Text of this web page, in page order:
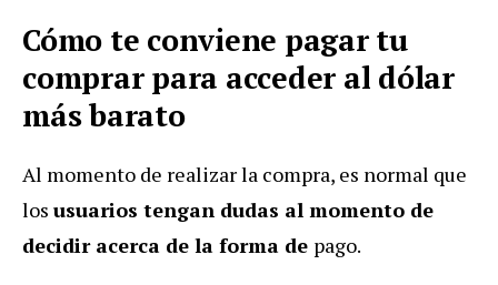
Cómo te conviene pagar tu
comprar para acceder al dólar
más barato
Al momento de realizar la compra, es normal que
los usuarios tengan dudas al momento de
decidir acerca de la forma de pago.